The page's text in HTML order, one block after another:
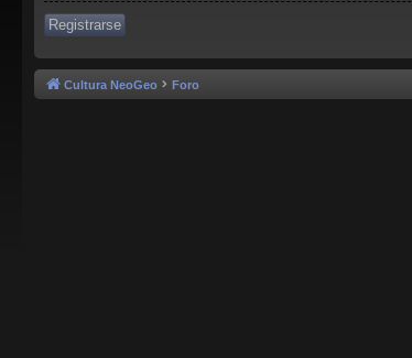
Registrarse
Cultura NeoGeo Foro